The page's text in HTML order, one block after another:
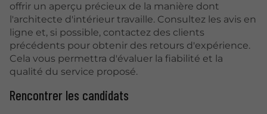
offrir un aperçu précieux de la manière dont
l'architecte d'intérieur travaille. Consultez les avis en
ligne et, si possible, contactez des clients
précédents pour obtenir des retours d'expérience.
Cela vous permettra d'évaluer la fiabilité et la
qualité du service proposé.
Rencontrer les candidats